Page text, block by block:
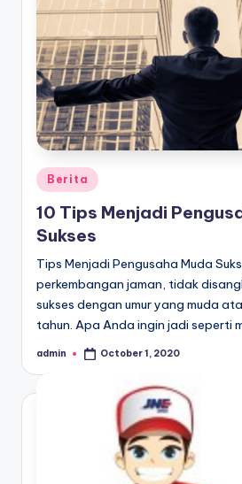
Posted
in
Berita
10 Tips Menjadi
Sukses
Tips Menjadi Pengusaha Muda
perkembangan jaman, tidak
sukses dengan umur yang muda
tahun. Apa Anda ingin jadi seperti
Posted
admin October 1, 2020